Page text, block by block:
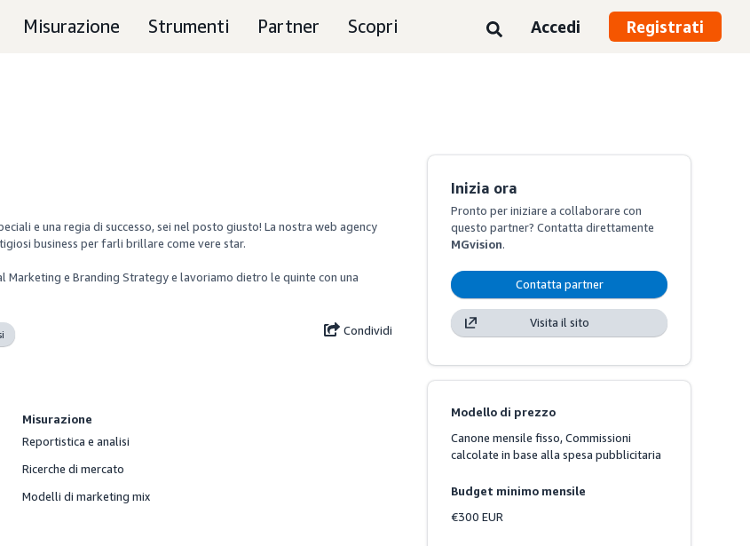
Misurazione Strumenti Partner Scopri Accedi Registrati
e una regia di successo, sei nel posto giusto! La nostra web agency
business per farli brillare come vere star.
Marketing e Branding Strategy e lavoriamo dietro le quinte con una
Condividi
Misurazione
Fornito
Reportistica e analisi
Fornito
Ricerche di mercato
Fornito
Modelli di marketing mix
Inizia ora
Pronto per iniziare a collaborare con
questo partner? Contatta direttamente
MGvision.
Contatta partner
Visita il sito
Modello di prezzo
Canone mensile fisso, Commissioni
calcolate in base alla spesa pubblicitaria
Budget minimo mensile
€300 EUR